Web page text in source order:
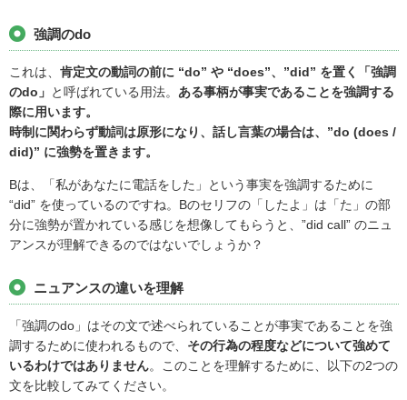
強調のdo
これは、 肯定文の動詞の前に “do” や “does”、”did” を置く「強調
のdo」 と呼ばれている用法。 ある事柄が事実であることを強調する
際に用います。
時制に関わらず動詞は原形になり、話し言葉の場合は、”do (does /
did)” に強勢を置きます。
Bは、「私があなたに電話をした」という事実を強調するために
“did” を使っているのですね。Bのセリフの「したよ」は「た」の部
分に強勢が置かれている感じを想像してもらうと、”did call” のニュ
アンスが理解できるのではないでしょうか？
ニュアンスの違いを理解
「強調のdo」はその文で述べられていることが事実であることを強
調するために使われるもので、 その行為の程度などについて強めて
いるわけではありません。このことを理解するために、以下の2つの
文を比較してみてください。